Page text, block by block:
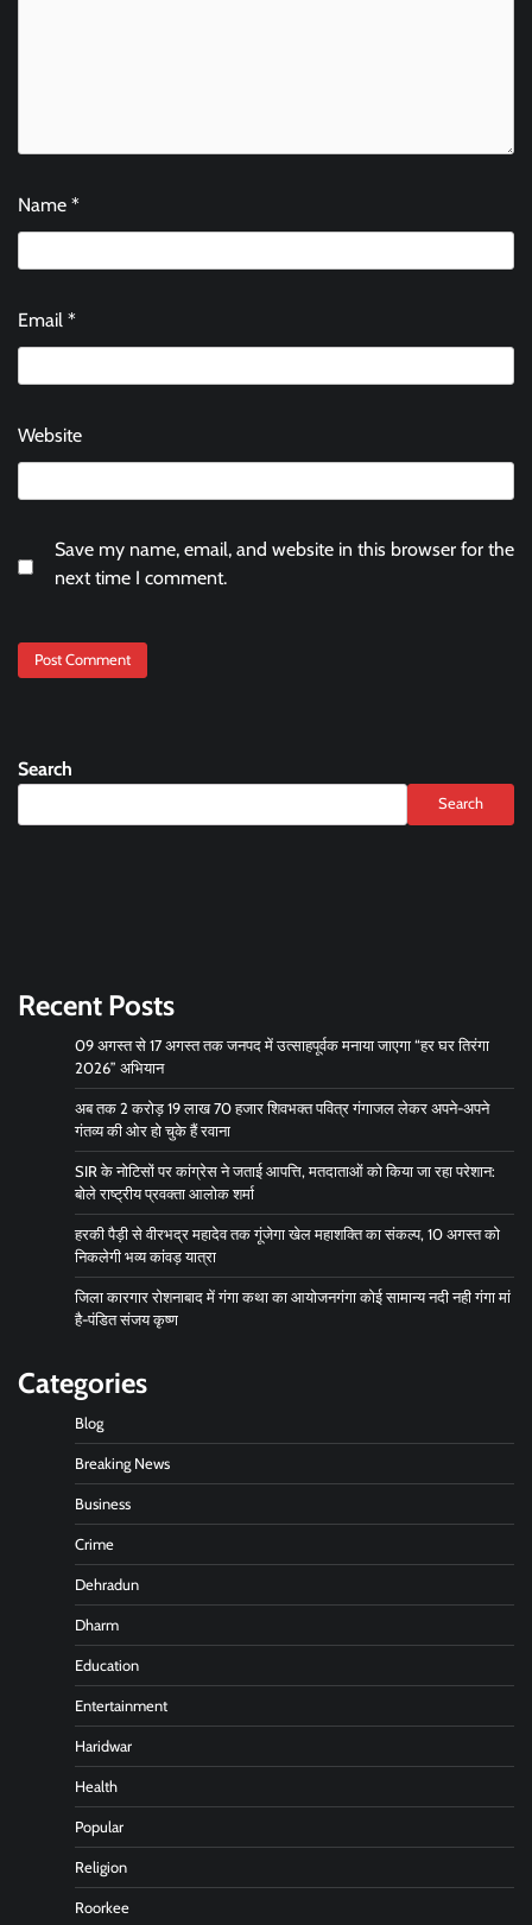
Name *
Email *
Website
Save my name, email, and website in this browser for the
next time I comment.
Search
Search
Recent Posts
09 अगस्त से 17 अगस्त तक जनपद में उत्साहपूर्वक मनाया जाएगा “हर घर तिरंगा
2026” अभियान
अब तक 2 करोड़ 19 लाख 70 हजार शिवभक्त पवित्र गंगाजल लेकर अपने-अपने
गंतव्य की ओर हो चुके हैं रवाना
SIR के नोटिसों पर कांग्रेस ने जताई आपत्ति, मतदाताओं को किया जा रहा परेशान:
बोले राष्ट्रीय प्रवक्ता आलोक शर्मा
हरकी पैड़ी से वीरभद्र महादेव तक गूंजेगा खेल महाशक्ति का संकल्प, 10 अगस्त को
निकलेगी भव्य कांवड़ यात्रा
जिला कारगार रोशनाबाद में गंगा कथा का आयोजनगंगा कोई सामान्य नदी नही गंगा मां
है-पंडित संजय कृष्ण
Categories
Blog
Breaking News
Business
Crime
Dehradun
Dharm
Education
Entertainment
Haridwar
Health
Popular
Religion
Roorkee